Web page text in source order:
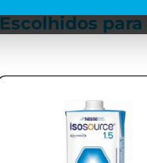
Escolhidos para